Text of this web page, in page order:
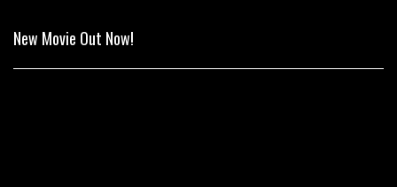
New Movie Out Now!